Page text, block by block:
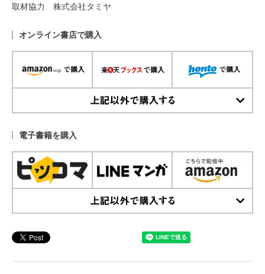
取材協力 株式会社タミヤ
オンライン書店で購入
電子書籍を購入